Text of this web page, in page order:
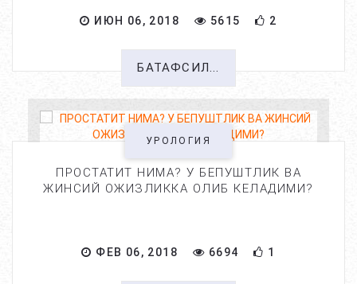
ИЮН 06, 2018 5615 2
БАТАФСИЛ...
УРОЛОГИЯ
ПРОСТАТИТ НИМА? У БЕПУШТЛИК ВА
ЖИНСИЙ ОЖИЗЛИККА ОЛИБ КЕЛАДИМИ?
ФЕВ 06, 2018 6694 1